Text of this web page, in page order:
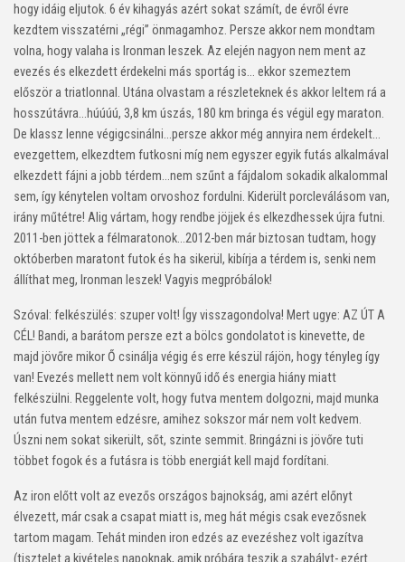
hogy idáig eljutok. 6 év kihagyás azért sokat számít, de évről évre
kezdtem visszatérni „régi” önmagamhoz. Persze akkor nem mondtam
volna, hogy valaha is Ironman leszek. Az elején nagyon nem ment az
evezés és elkezdett érdekelni más sportág is… ekkor szemeztem
először a triatlonnal. Utána olvastam a részleteknek és akkor leltem rá a
hosszútávra…húúúú, 3,8 km úszás, 180 km bringa és végül egy maraton.
De klassz lenne végigcsinálni…persze akkor még annyira nem érdekelt…
evezgettem, elkezdtem futkosni míg nem egyszer egyik futás alkalmával
elkezdett fájni a jobb térdem…nem szűnt a fájdalom sokadik alkalommal
sem, így kénytelen voltam orvoshoz fordulni. Kiderült porcleválásom van,
irány műtétre! Alig vártam, hogy rendbe jöjjek és elkezdhessek újra futni.
2011-ben jöttek a félmaratonok…2012-ben már biztosan tudtam, hogy
októberben maratont futok és ha sikerül, kibírja a térdem is, senki nem
állíthat meg, Ironman leszek! Vagyis megpróbálok!
Szóval: felkészülés: szuper volt! Így visszagondolva! Mert ugye: AZ ÚT A
CÉL! Bandi, a barátom persze ezt a bölcs gondolatot is kinevette, de
majd jövőre mikor Ő csinálja végig és erre készül rájön, hogy tényleg így
van! Evezés mellett nem volt könnyű idő és energia hiány miatt
felkészülni. Reggelente volt, hogy futva mentem dolgozni, majd munka
után futva mentem edzésre, amihez sokszor már nem volt kedvem.
Úszni nem sokat sikerült, sőt, szinte semmit. Bringázni is jövőre tuti
többet fogok és a futásra is több energiát kell majd fordítani.
Az iron előtt volt az evezős országos bajnokság, ami azért előnyt
élvezett, már csak a csapat miatt is, meg hát mégis csak evezősnek
tartom magam. Tehát minden iron edzés az evezéshez volt igazítva
(tisztelet a kivételes napoknak, amik próbára teszik a szabályt- ezért